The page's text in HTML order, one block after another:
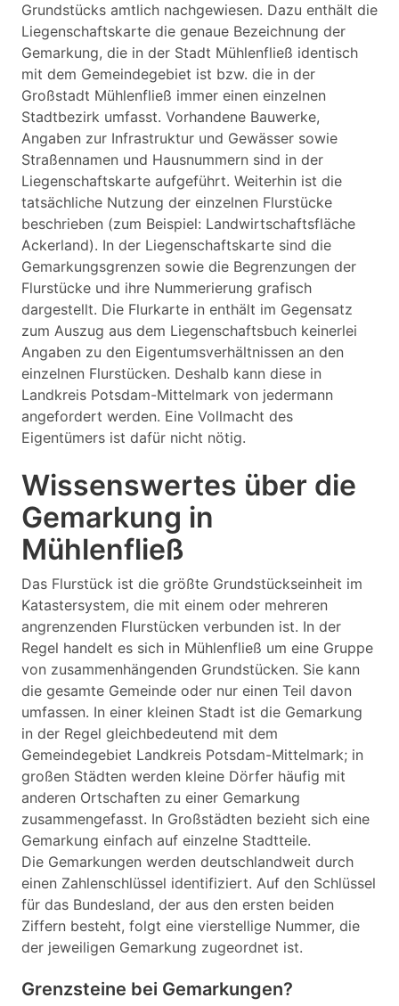
Grundstücks amtlich nachgewiesen. Dazu enthält die
Liegenschaftskarte die genaue Bezeichnung der
Gemarkung, die in der Stadt Mühlenfließ identisch
mit dem Gemeindegebiet ist bzw. die in der
Großstadt Mühlenfließ immer einen einzelnen
Stadtbezirk umfasst. Vorhandene Bauwerke,
Angaben zur Infrastruktur und Gewässer sowie
Straßennamen und Hausnummern sind in der
Liegenschaftskarte aufgeführt. Weiterhin ist die
tatsächliche Nutzung der einzelnen Flurstücke
beschrieben (zum Beispiel: Landwirtschaftsfläche
Ackerland). In der Liegenschaftskarte sind die
Gemarkungsgrenzen sowie die Begrenzungen der
Flurstücke und ihre Nummerierung grafisch
dargestellt. Die Flurkarte in enthält im Gegensatz
zum Auszug aus dem Liegenschaftsbuch keinerlei
Angaben zu den Eigentumsverhältnissen an den
einzelnen Flurstücken. Deshalb kann diese in
Landkreis Potsdam-Mittelmark von jedermann
angefordert werden. Eine Vollmacht des
Eigentümers ist dafür nicht nötig.
Wissenswertes über die
Gemarkung in
Mühlenfließ
Das Flurstück ist die größte Grundstückseinheit im
Katastersystem, die mit einem oder mehreren
angrenzenden Flurstücken verbunden ist. In der
Regel handelt es sich in Mühlenfließ um eine Gruppe
von zusammenhängenden Grundstücken. Sie kann
die gesamte Gemeinde oder nur einen Teil davon
umfassen. In einer kleinen Stadt ist die Gemarkung
in der Regel gleichbedeutend mit dem
Gemeindegebiet Landkreis Potsdam-Mittelmark; in
großen Städten werden kleine Dörfer häufig mit
anderen Ortschaften zu einer Gemarkung
zusammengefasst. In Großstädten bezieht sich eine
Gemarkung einfach auf einzelne Stadtteile.
Die Gemarkungen werden deutschlandweit durch
einen Zahlenschlüssel identifiziert. Auf den Schlüssel
für das Bundesland, der aus den ersten beiden
Ziffern besteht, folgt eine vierstellige Nummer, die
der jeweiligen Gemarkung zugeordnet ist.
Grenzsteine bei Gemarkungen?